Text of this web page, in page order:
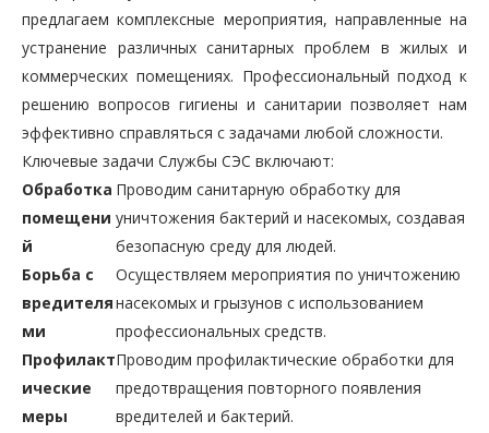
предлагаем комплексные мероприятия, направленные на
устранение различных санитарных проблем в жилых и
коммерческих помещениях. Профессиональный подход к
решению вопросов гигиены и санитарии позволяет нам
эффективно справляться с задачами любой сложности.
Ключевые задачи Службы СЭС включают:
Обработка
помещени
й
Проводим санитарную обработку для
уничтожения бактерий и насекомых, создавая
безопасную среду для людей.
Борьба с
вредителя
ми
Осуществляем мероприятия по уничтожению
насекомых и грызунов с использованием
профессиональных средств.
Профилакт
ические
меры
Проводим профилактические обработки для
предотвращения повторного появления
вредителей и бактерий.